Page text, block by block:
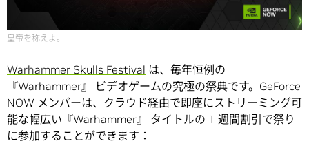
皇帝を称えよ。
Warhammer Skulls Festival は、毎年恒例の
『Warhammer』 ビデオゲームの究極の祭典です。GeForce
NOW メンバーは、クラウド経由で即座にストリーミング可
能な幅広い『Warhammer』 タイトルの 1 週間割引で祭り
に参加することができます：